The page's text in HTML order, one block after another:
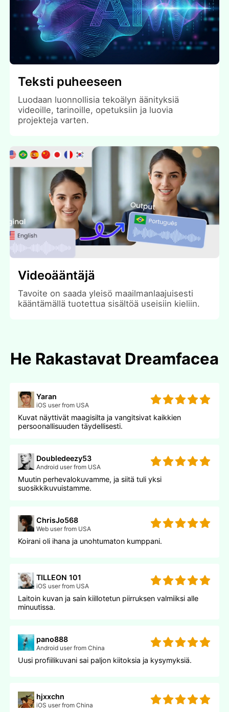
Teksti puheeseen
Luodaan luonnollisia tekoälyn äänityksiä
videoille, tarinoille, opetuksiin ja luovia
projekteja varten.
Videoääntäjä
Tavoite on saada yleisö maailmanlaajuisesti
kääntämällä tuotettua sisältöä useisiin kieliin.
He Rakastavat Dreamfacea
Yaran
iOS user from USA
Kuvat näyttivät maagisilta ja vangitsivat kaikkien
persoonallisuuden täydellisesti.
Doubledeezy53
Android user from USA
Muutin perhevalokuvamme, ja siitä tuli yksi
suosikkikuvuistamme.
ChrisJo568
Web user from USA
Koirani oli ihana ja unohtumaton kumppani.
TILLEON 101
iOS user from USA
Laitoin kuvan ja sain kiillotetun piirruksen valmiiksi alle
minuutissa.
pano888
Android user from China
Uusi profiilikuvani sai paljon kiitoksia ja kysymyksiä.
hjxxchn
iOS user from China